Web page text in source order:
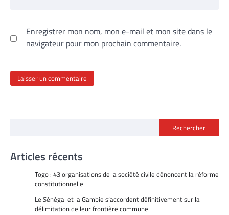
Enregistrer mon nom, mon e-mail et mon site dans le
navigateur pour mon prochain commentaire.
Rechercher
Articles récents
Togo : 43 organisations de la société civile dénoncent la réforme
constitutionnelle
Le Sénégal et la Gambie s’accordent définitivement sur la
délimitation de leur frontière commune